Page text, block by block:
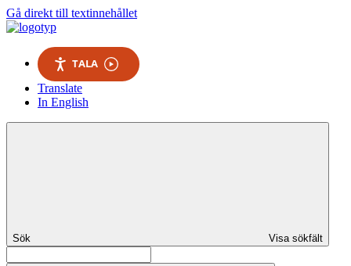
Gå direkt till textinnehållet
TALA
Translate
In English
Sök Visa sökfält